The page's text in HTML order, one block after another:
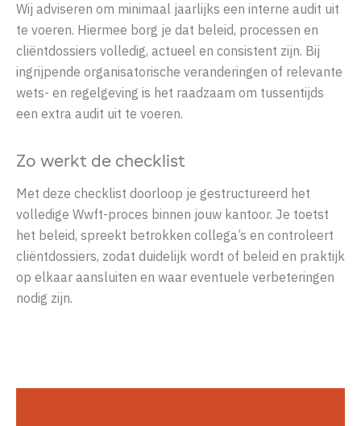
Wij adviseren om minimaal jaarlijks een interne audit uit
te voeren. Hiermee borg je dat beleid, processen en
cliëntdossiers volledig, actueel en consistent zijn. Bij
ingrijpende organisatorische veranderingen of relevante
wets- en regelgeving is het raadzaam om tussentijds
een extra audit uit te voeren.
Zo werkt de checklist
Met deze checklist doorloop je gestructureerd het
volledige Wwft-proces binnen jouw kantoor. Je toetst
het beleid, spreekt betrokken collega’s en controleert
cliëntdossiers, zodat duidelijk wordt of beleid en praktijk
op elkaar aansluiten en waar eventuele verbeteringen
nodig zijn.